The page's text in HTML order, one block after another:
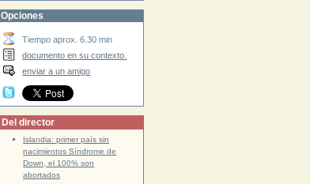
Opciones
Tiempo aprox. 6.30 min
documento en su contexto.
enviar a un amigo
Del director
Islandia: primer país sin
nacimientos Síndrome de
Down, el 100% son
abortados